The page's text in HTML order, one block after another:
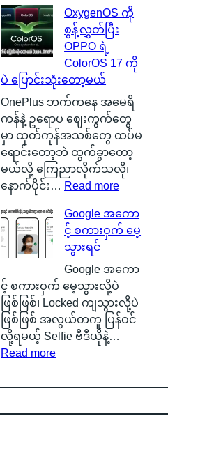
ါ်
ာ
ဂါ
း
တ
စ်
ကေ
ာ
တ
က
ယ်
ပျံ
သ
န်
း
တ
t
e
r
y
ဆို
တ
ာ
ာ
လဲ
ါ
ဟ
ာ
S
m
r
စ
င်
စ
စ်
ဖြ
စ်
ကြေ
ာ
င်
း
သ
သေ
ပြ
လို့
ရ
မ
ယ့်
အ
ခ
မ
OxygenOS ကို
စွန့်လွှတ်ပြီး
OPPO ရဲ့
ColorOS 17 ကို
ပဲ ပြောင်းသုံးတော့မယ်
OnePlus ဘက်ကနေ အမေရိ
ကန်နဲ့ ဥရောပ ဈေးကွက်တွေ
မှာ ထုတ်ကုန်အသစ်တွေ ထပ်မ
ရောင်းတော့ဘဲ ထွက်ခွာတော့
မယ်လို့ ကြေညာလိုက်သလို၊
နောက်ပိုင်း… Read more:
x
y
e
O
S
လွှ
Google အကော
င့် စကားဝှက် မေ့
သွားရင်
Google အကော
င့် စကားဝှက် မေ့သွားလို့ပဲ
ဖြစ်ဖြစ်၊ Locked ကျသွားလို့ပဲ
ဖြစ်ဖြစ် အလွယ်တကူ ပြန်ဝင်
လို့ရမယ့် Selfie ဗီဒီယိုနဲ့…
Read more:
o